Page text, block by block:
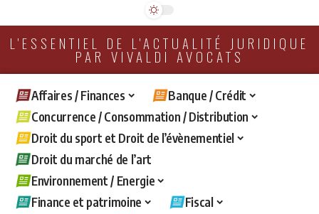
L'ESSENTIEL DE L'ACTUALITÉ JURIDIQUE
PAR VIVALDI AVOCATS
Affaires / Finances
Banque / Crédit
Concurrence / Consommation / Distribution
Droit du sport et Droit de l’évènementiel
Droit du marché de l’art
Environnement / Energie
Finance et patrimoine
Fiscal